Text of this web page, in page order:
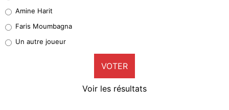
1%
9%
Amine Harit
Faris Moumbagna
Un autre joueur
VOTER
Voir les résultats